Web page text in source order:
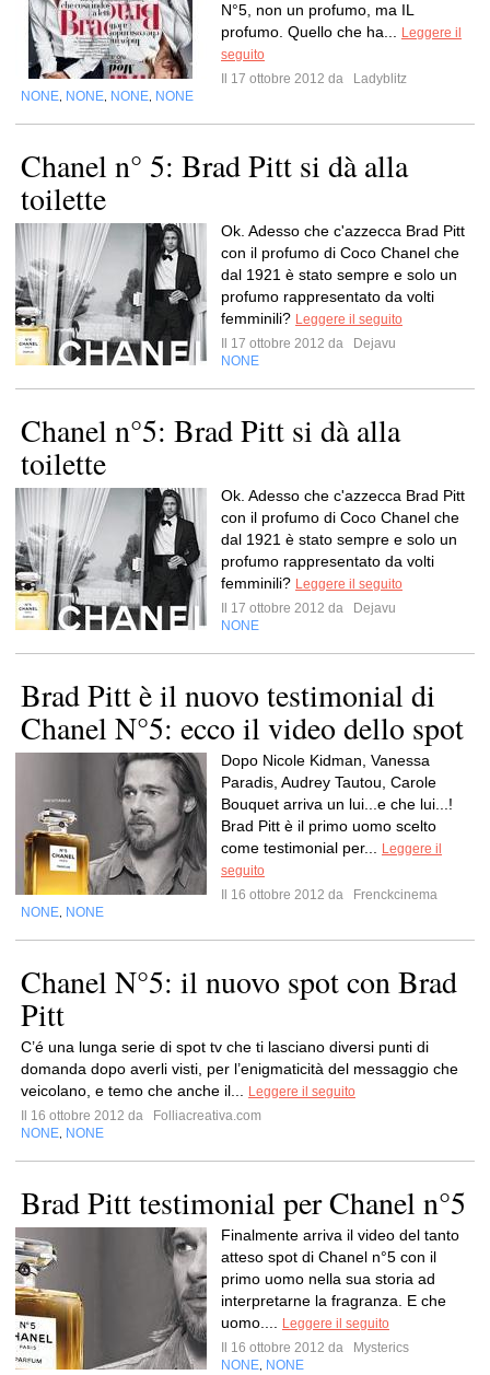
N°5, non un profumo, ma IL
profumo. Quello che ha...
Leggere il
seguito
Il 17 ottobre 2012 da
Ladyblitz
NONE NONE NONE NONE
Chanel n° 5: Brad Pitt si dà alla
toilette
Ok. Adesso che c'azzecca Brad Pitt
con il profumo di Coco Chanel che
dal 1921 è stato sempre e solo un
profumo rappresentato da volti
femminili? Leggere il seguito
Il 17 ottobre 2012 da
Dejavu
NONE
Chanel n°5: Brad Pitt si dà alla
toilette
Ok. Adesso che c'azzecca Brad Pitt
con il profumo di Coco Chanel che
dal 1921 è stato sempre e solo un
profumo rappresentato da volti
femminili? Leggere il seguito
Il 17 ottobre 2012 da
Dejavu
NONE
Brad Pitt è il nuovo testimonial di
Chanel N°5: ecco il video dello spot
Dopo Nicole Kidman, Vanessa
Paradis, Audrey Tautou, Carole
Bouquet arriva un lui...e che lui...!
Brad Pitt è il primo uomo scelto
come testimonial per...
Leggere il
seguito
Il 16 ottobre 2012 da
Frenckcinema
NONE NONE
Chanel N°5: il nuovo spot con Brad
Pitt
C’é una lunga serie di spot tv che ti lasciano diversi punti di
domanda dopo averli visti, per l’enigmaticità del messaggio che
veicolano, e temo che anche il...
Leggere il seguito
Il 16 ottobre 2012 da
Folliacreativa.com
NONE NONE
Brad Pitt testimonial per Chanel n°5
Finalmente arriva il video del tanto
atteso spot di Chanel n°5 con il
primo uomo nella sua storia ad
interpretarne la fragranza. E che
uomo....
Leggere il seguito
Il 16 ottobre 2012 da
Mysterics
NONE NONE